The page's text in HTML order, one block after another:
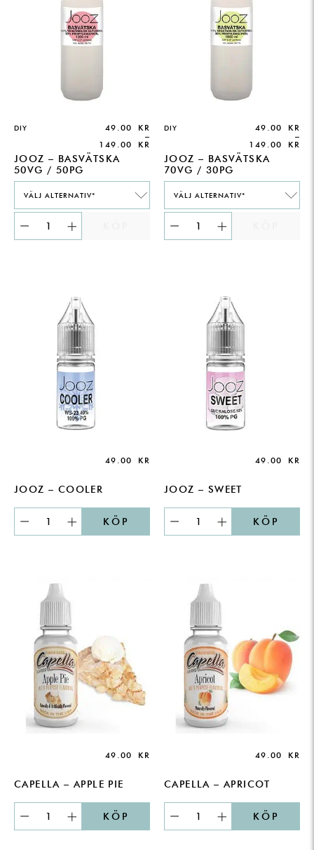
DIY 49.00 KR
–
149.00 KR
JOOZ – BASVÄTSKA
50VG / 50PG
VÄLJ ALTERNATIV*
DIY 49.00 KR
–
149.00 KR
JOOZ – BASVÄTSKA
70VG / 30PG
VÄLJ ALTERNATIV*
49.00 KR
JOOZ – COOLER
KÖP
49.00 KR
JOOZ – SWEET
KÖP
49.00 KR
CAPELLA – APPLE PIE
KÖP
49.00 KR
CAPELLA – APRICOT
KÖP